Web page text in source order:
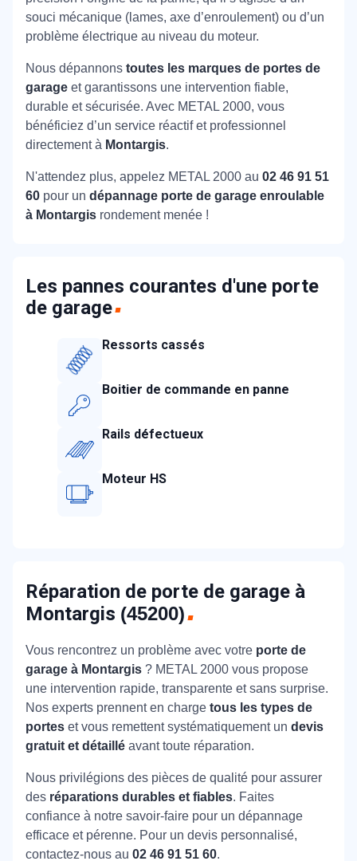
souci mécanique (lames, axe d’enroulement) ou d’un
problème électrique au niveau du moteur.
Nous dépannons toutes les marques de portes de
garage et garantissons une intervention fiable,
durable et sécurisée. Avec METAL 2000, vous
bénéficiez d’un service réactif et professionnel
directement à Montargis.
N'attendez plus, appelez METAL 2000 au 02 46 91 51
60 pour un dépannage porte de garage enroulable
à Montargis rondement menée !
Les pannes courantes d'une porte
de garage
Ressorts cassés
Boitier de commande en panne
Rails défectueux
Moteur HS
Réparation de porte de garage à
Montargis (45200)
Vous rencontrez un problème avec votre porte de
garage à Montargis ? METAL 2000 vous propose
une intervention rapide, transparente et sans surprise.
Nos experts prennent en charge tous les types de
portes et vous remettent systématiquement un devis
gratuit et détaillé avant toute réparation.
Nous privilégions des pièces de qualité pour assurer
des réparations durables et fiables. Faites
confiance à notre savoir-faire pour un dépannage
efficace et pérenne. Pour un devis personnalisé,
contactez-nous au 02 46 91 51 60.